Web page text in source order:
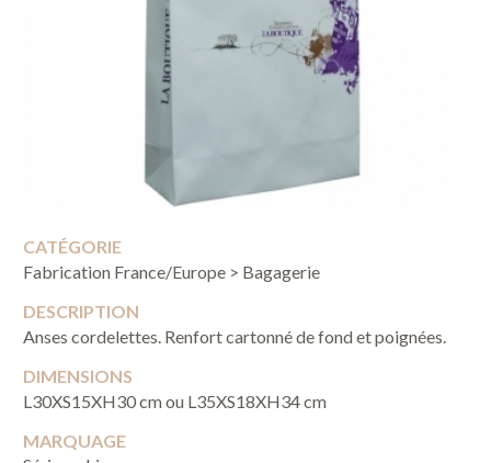
CATÉGORIE
Fabrication France/Europe > Bagagerie
DESCRIPTION
Anses cordelettes. Renfort cartonné de fond et poignées.
DIMENSIONS
L30XS15XH30 cm ou L35XS18XH34 cm
MARQUAGE